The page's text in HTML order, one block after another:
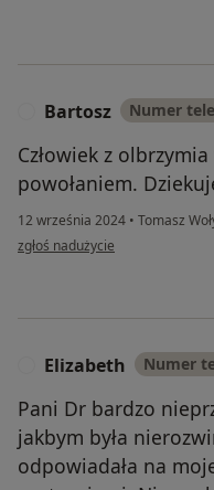
Bartosz Numer
Człowiek z
powołaniem.
12 września 2024 • Tomasz
w opinii użytkownika Bartosz
zgłoś nadużycie
Elizabeth Numer
Pani Dr bardzo
jakbym była
odpowiadała na